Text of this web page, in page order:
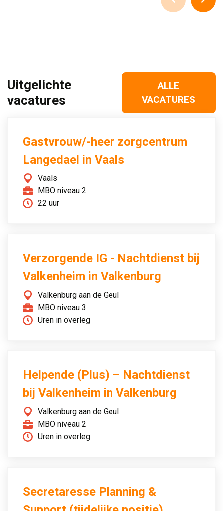
Uitgelichte
vacatures
ALLE
VACATURES
Gastvrouw/-heer zorgcentrum
Langedael in Vaals
Vaals
MBO niveau 2
22 uur
Verzorgende IG - Nachtdienst bij
Valkenheim in Valkenburg
Valkenburg aan de Geul
MBO niveau 3
Uren in overleg
Helpende (Plus) – Nachtdienst
bij Valkenheim in Valkenburg
Valkenburg aan de Geul
MBO niveau 2
Uren in overleg
Secretaresse Planning &